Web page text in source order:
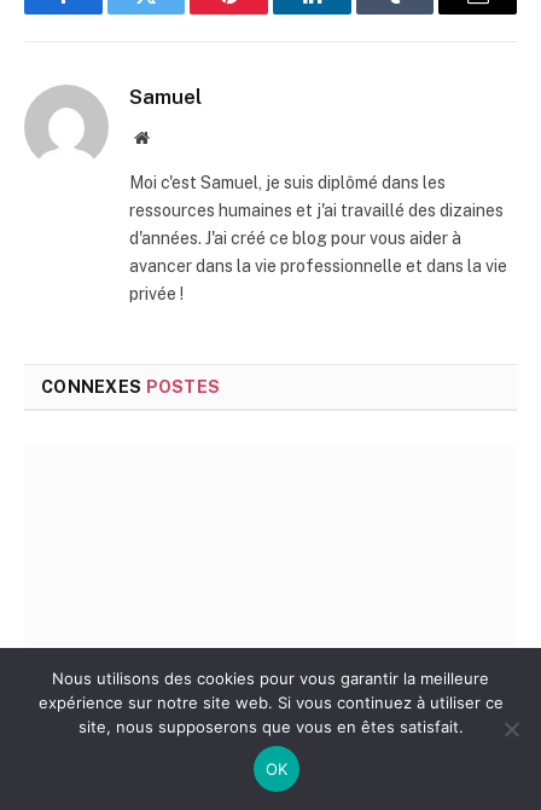
FacebookTwitter Pinterest LinkedInTumblr
E-
Samuel
Site
Moi c'est Samuel, je suis diplômé dans les
ressources humaines et j'ai travaillé des dizaines
d'années. J'ai créé ce blog pour vous aider à
avancer dans la vie professionnelle et dans la vie
privée !
CONNEXES POSTES
Le prix d’une assurance décennale : les facteurs qui
Nous utilisons des cookies pour vous garantir la meilleure
expérience sur notre site web. Si vous continuez à utiliser ce
site, nous supposerons que vous en êtes satisfait.
OK